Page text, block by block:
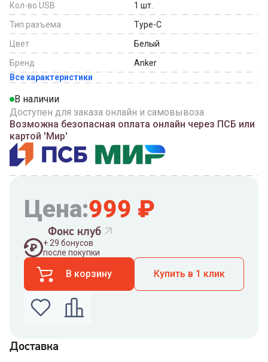
Кол-во USB
1 шт.
Тип разъема
Type-С
Цвет
Белый
Бренд
Anker
Все характеристики
В наличии
Доступен для заказа онлайн и самовывоза.
Возможна безопасная оплата онлайн через ПСБ или
картой 'Мир'
Цена:999 ₽
Фокс клуб
+ 29 бонусов
после покупки
В корзину Купить в 1 клик
Доставка